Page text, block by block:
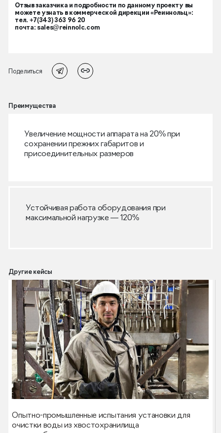
Отзыв заказчика и подробности по данному проекту вы
можете узнать в коммерческой дирекции «Реиннольц»:
тел. +7(343) 363 96 20
почта: sales@reinnolc.com
Поделиться
Преимущества
Увеличение мощности аппарата на 20% при
сохранении прежних габаритов и
присоединительных размеров
Устойчивая работа оборудования при
максимальной нагрузке — 120%
Другие кейсы
Опытно-промышленные испытания установки для
очистки воды из хвостохранилища